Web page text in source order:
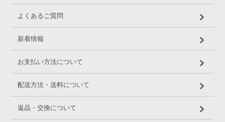
よくあるご質問
新着情報
お支払い方法について
配送方法・送料について
返品・交換について